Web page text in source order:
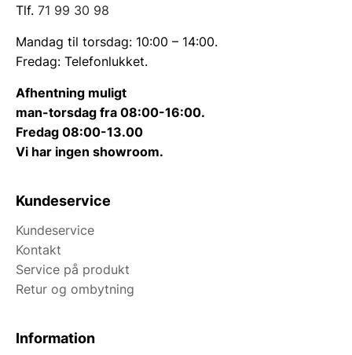
Tlf. 71 99 30 98
Mandag til torsdag: 10:00 – 14:00.
Fredag: Telefonlukket.
Afhentning muligt
man-torsdag fra 08:00-16:00.
Fredag 08:00-13.00
Vi har ingen showroom.
Kundeservice
Kundeservice
Kontakt
Service på produkt
Retur og ombytning
Information